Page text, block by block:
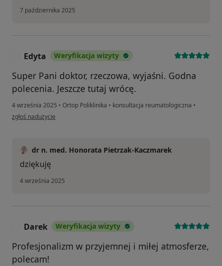
7 października 2025
Edyta Weryfikacja wizyty
Super Pani doktor, rzeczowa, wyjaśni. Godna
polecenia. Jeszcze tutaj wrócę.
4 września 2025 • Ortop Poliklinika • konsultacja reumatologiczna •
w opinii użytkownika Edyta
zgłoś nadużycie
dr n. med. Honorata Pietrzak-Kaczmarek
dziękuję
4 września 2025
Darek Weryfikacja wizyty
Profesjonalizm w przyjemnej i miłej atmosferze,
polecam!